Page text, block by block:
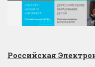
Российская